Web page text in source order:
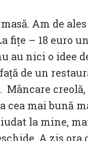
Am de ales
– 18 euro
au nici o idee
de un
cea mai bună
la mine,
A zis ora